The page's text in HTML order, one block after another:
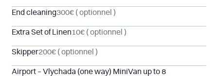
End cleaning300€ ( optionnel )
Extra Set of Linen10€ ( optionnel )
Skipper200€ ( optionnel )
Airport – Vlychada (one way) MiniVan up to 8